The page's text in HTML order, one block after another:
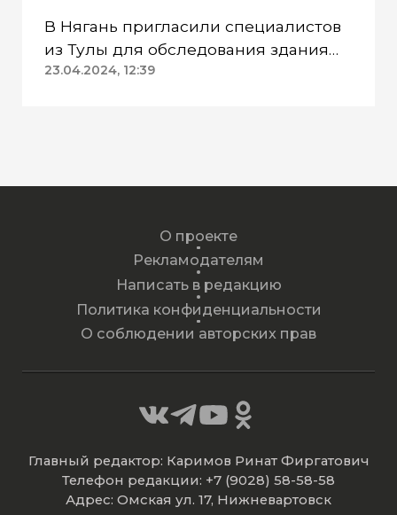
В Нягань пригласили специалистов
из Тулы для обследования здания
ДК «Геолог»
23.04.2024, 12:39
О проекте
Рекламодателям
Написать в редакцию
Политика конфиденциальности
О соблюдении авторских прав
Главный редактор: Каримов Ринат Фиргатович
Телефон редакции: +7 (9028) 58-58-58
Адрес: Омская ул. 17, Нижневартовск